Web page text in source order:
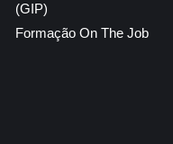
(GIP)
Formação On The Job